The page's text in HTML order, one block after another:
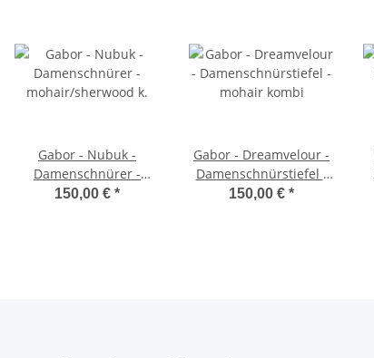
Gabor - Nubuk -
Damenschnürer -
mohair/sherwood k.
150,00 € *
Gabor - Dreamvelour -
Damenschnürstiefel -
mohair kombi
150,00 € *